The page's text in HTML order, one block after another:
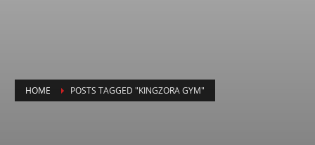
HOME POSTS TAGGED "KINGZORA GYM"